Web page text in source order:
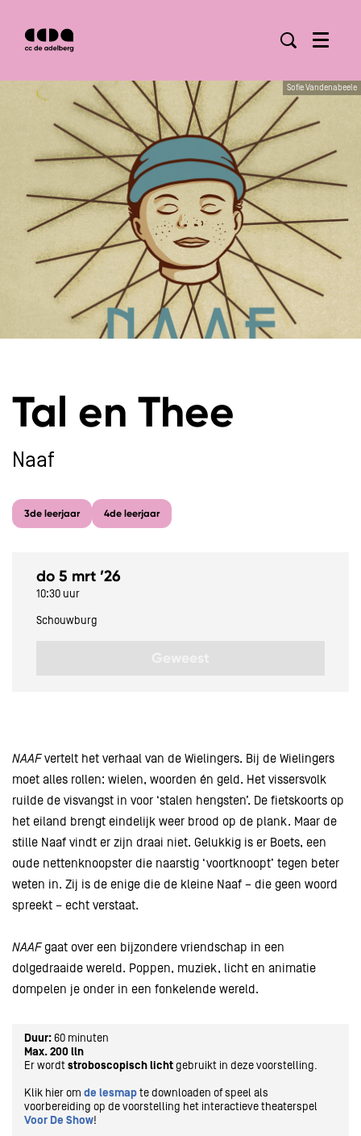
Menu
Sofie Vandenabeele
Tal en Thee
Naaf
3de leerjaar 4de leerjaar
do 5 mrt ’26
10:30 uur
Schouwburg
NAAFvertelt het verhaal van de Wielingers. Bij de Wielingers
moet alles rollen: wielen, woorden én geld. Het vissersvolk
ruilde de visvangst in voor ‘stalen hengsten’. De fietskoorts op
het eiland brengt eindelijk weer brood op de plank. Maar de
stille Naaf vindt er zijn draai niet. Gelukkig is er Boets, een
oude nettenknoopster die naarstig ‘voortknoopt’ tegen beter
weten in. Zij is de enige die de kleine Naaf – die geen woord
spreekt – echt verstaat.
NAAF gaat over een bijzondere vriendschap in een
dolgedraaide wereld. Poppen, muziek, licht en animatie
dompelen je onder in een fonkelende wereld.
Duur:60 minuten
Max. 200 lln
Er wordtstroboscopisch lichtgebruikt in deze voorstelling.
Klik hier om de lesmapte downloaden of speel als
voorbereiding op de voorstelling het interactieve theaterspel
Voor De Show!